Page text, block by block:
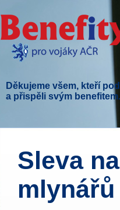
Děkujeme všem, kteří
a přispěli svým benefitem.
Sleva